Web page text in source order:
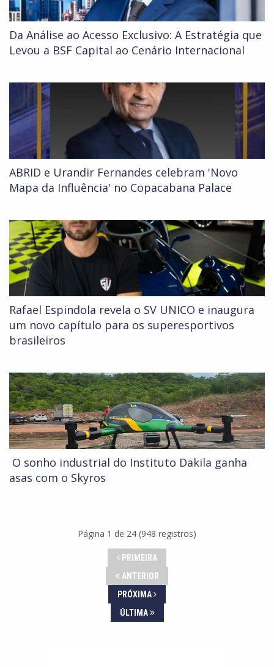
Da Análise ao Acesso Exclusivo: A Estratégia que
Levou a BSF Capital ao Cenário Internacional
ABRID e Urandir Fernandes celebram 'Novo
Mapa da Influência' no Copacabana Palace
Rafael Espindola revela o SV UNICO e inaugura
um novo capítulo para os superesportivos
brasileiros
O sonho industrial do Instituto Dakila ganha
asas com o Skyros
Página 1 de 24 (948 registros)
PRIMEIRA
ANTERIOR
PRÓXIMA
ÚLTIMA